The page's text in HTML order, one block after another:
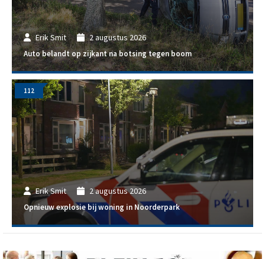
Erik Smit 2 augustus 2026
Auto belandt op zijkant na botsing tegen boom
Erik Smit 2 augustus 2026
Opnieuw explosie bij woning in Noorderpark
112